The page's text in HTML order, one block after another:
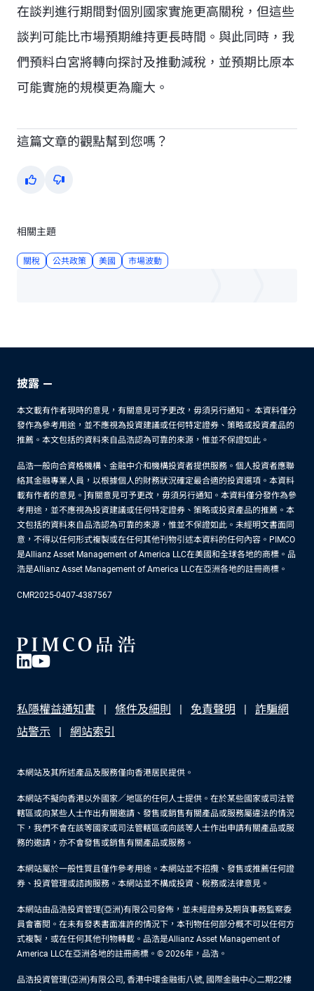
在談判進行期間對個別國家實施更高關稅，但這些
談判可能比市場預期維持更長時間。與此同時，我
們預料白宮將轉向探討及推動減稅，並預期比原本
可能實施的規模更為龐大。
這篇文章的觀點幫到您嗎？
Yes No
相關主題
關稅 公共政策 美國 市場波動
披露
本文載有作者現時的意見，有關意見可予更改，毋須另行通知。 本資料僅分
發作為參考用途，並不應視為投資建議或任何特定證券、策略或投資產品的
推薦。本文包括的資料來自品浩認為可靠的來源，惟並不保證如此。
品浩一般向合資格機構、金融中介和機構投資者提供服務。個人投資者應聯
絡其金融專業人員，以根據個人的財務狀況確定最合適的投資選項。本資料
載有作者的意見。]有關意見可予更改，毋須另行通知。本資料僅分發作為參
考用途，並不應視為投資建議或任何特定證券、策略或投資產品的推薦。本
文包括的資料來自品浩認為可靠的來源，惟並不保證如此。未經明文書面同
意，不得以任何形式複製或在任何其他刊物引述本資料的任何內容。PIMCO
是Allianz Asset Management of America LLC在美國和全球各地的商標。品
浩是Allianz Asset Management of America LLC在亞洲各地的註冊商標。
CMR2025-0407-4387567
私隱權益通知書 條件及細則 免責聲明
詐騙網
站警示
網站索引
本網站及其所述產品及服務僅向香港居民提供。
本網站不擬向香港以外國家／地區的任何人士提供。在於某些國家或司法管
轄區或向某些人士作出有關邀請、發售或銷售有關產品或服務屬違法的情況
下，我們不會在該等國家或司法管轄區或向該等人士作出申請有關產品或服
務的邀請，亦不會發售或銷售有關產品或服務。
本網站屬於一般性質且僅作參考用途。本網站並不招攬、發售或推薦任何證
券、投資管理或諮詢服務。本網站並不構成投資、稅務或法律意見。
本網站由品浩投資管理(亞洲)有限公司發佈，並未經證券及期貨事務監察委
員會審閱。在未有發表書面准許的情況下，本刊物任何部分概不可以任何方
式複製，或在任何其他刊物轉載。品浩是Allianz Asset Management of
America LLC在亞洲各地的註冊商標。© 2026年，品浩。
品浩投資管理(亞洲)有限公司, 香港中環金融街八號, 國際金融中心二期22樓